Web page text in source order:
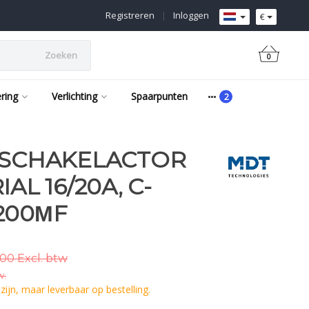
€
Inloggen
|
Registreren
Zoeken 0
Verlichting Spaarpunten
16/20A, C-
Excl. btw
maar leverbaar op bestelling.